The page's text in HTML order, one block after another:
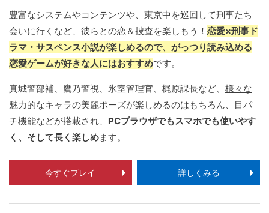
豊富なシステムやコンテンツや、東京中を巡回して刑事たち
会いに行くなど、彼らとの恋＆捜査を楽しもう！ 恋愛×刑事ド
ラマ・サスペンス小説が楽しめるので、がっつり読み込める
恋愛ゲームが好きな人にはおすすめです。
真城警部補、鷹乃警視、氷室管理官、梶原課長など、 様々な
魅力的なキャラの美麗ポーズが楽しめるのはもちろん、目パ
チ機能などが搭載され、 PCブラウザでもスマホでも使いやす
く、そして長く楽しめます。
今すぐプレイ 詳しくみる